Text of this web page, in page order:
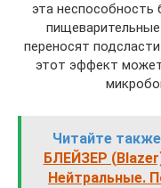
эта неспособность
переносят
этот эффект
Читайте
БЛЕЙЗЕР
Нейтральные.